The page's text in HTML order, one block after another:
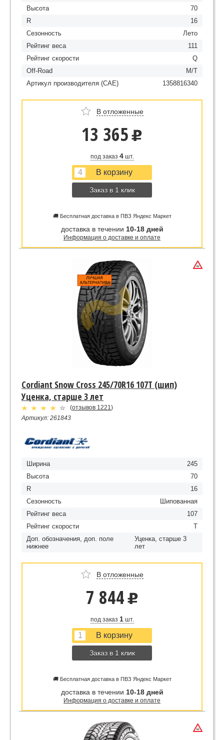
Высота
70
R
16
Сезонность
Лето
Рейтинг веса
111
Рейтинг скорости
Q
Off-Road
M/T
Артикул производителя (CAE)
1358816340
В отложенные
13 365 u
под заказ 4шт.
Заказ в 1 клик
🚚 Бесплатная доставка в ПВЗ Яндекс Маркет
доставка в течении 10-18 дней
Информация о доставке и оплате
Cordiant Snow Cross 245/70R16 107T (шип)
Уценка, старше 3 лет
(отзывов 1221)
Артикул: 261843
Ширина
245
Высота
70
R
16
Сезонность
Шипованная
Рейтинг веса
107
Рейтинг скорости
T
Доп. обозначения, доп. поле
нижнее
Уценка, старше 3
лет
В отложенные
7 844 u
под заказ 1шт.
Заказ в 1 клик
🚚 Бесплатная доставка в ПВЗ Яндекс Маркет
доставка в течении 10-18 дней
Информация о доставке и оплате